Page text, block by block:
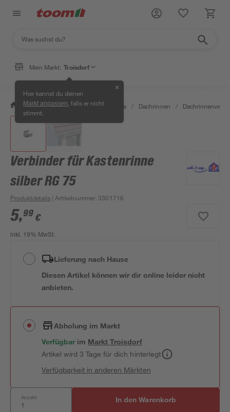
Mein Markt: Troisdorf
Hier kannst du deinen
Markt anpassen , falls er nicht
stimmt.
✕
/ Bauen & Renovieren / Baustoffe / Dachrinnen /
Verbinder für Kastenrinne
silber RG 75
Produktdetails | Artikelnummer:3301716
5,99 €
inkl. 19% MwSt.
Lieferung nach Hause
Diesen Artikel können wir dir online leider nicht
anbieten.
Abholung im Markt
Verfügbar im MarktTroisdorf
Artikel wird 3 Tage für dich hinterlegt
Verfügbarkeit in anderen Märkten
Anzahl: In den Warenkorb